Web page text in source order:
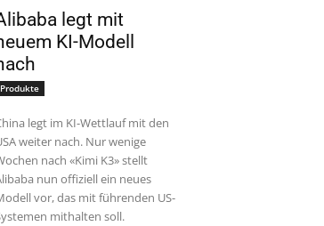
legt mit
KI-Modell
Produkte
legt im KI-Wettlauf mit den
weiter nach. Nur wenige
nach «Kimi K3» stellt
nun offiziell ein neues
vor, das mit führenden US-
mithalten soll.